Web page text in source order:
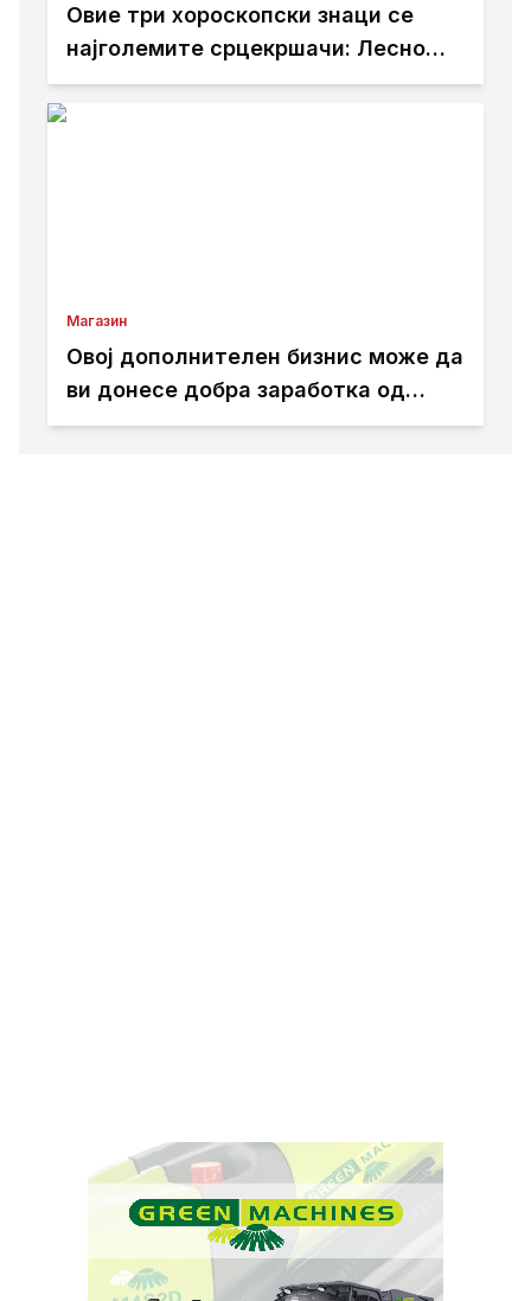
Овие три хороскопски знаци се
најголемите срцекршачи: Лесно
привлекуваат внимание, но тешко
Магазин
Овој дополнителен бизнис може да
ви донесе добра заработка од
дома: Не ви треба голема почетна